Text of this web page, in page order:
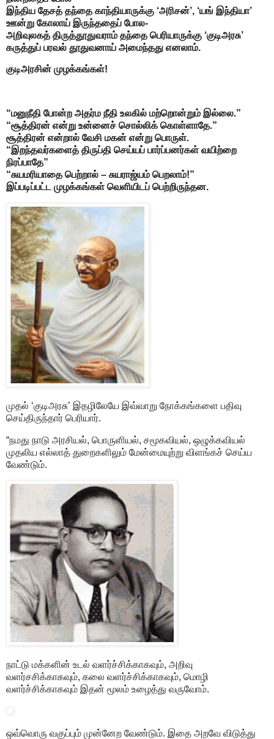
இந்திய தேசத் தந்தை காந்தியாருக்கு ‘அரிசன்’, ‘யங் இந்தியா’
ஊன்று கோலாய் இருந்ததைப் போல-
அறிவுலகத் திருத்தூதுவராம் தந்தை பெரியாருக்கு ‘குடிஅரசு’
கருத்துப் பரவல் தூதுவனாய் அமைந்தது எனலாம்.
குடிஅரசின் முழக்கங்கள்!
“மனுநீதி போன்ற அதர்ம நீதி உலகில் மற்றொன்றும் இல்லை.”
“சூத்திரன் என்று உன்னைச் சொல்லிக் கொள்ளாதே.”
சூத்திரன் என்றால் வேசி மகன் என்று பொருள்.
“இறந்தவர்களைத் திருப்தி செய்யப் பார்ப்பனர்கள் வயிற்றை
நிரப்பாதே”
“சுயமரியாதை பெற்றால் – சுயராஜ்யம் பெறலாம்!”
இப்படிப்பட்ட முழக்கங்கள் வெளியிடப் பெற்றிருந்தன.
முதல் ‘குடிஅரசு’ இதழிலேயே இவ்வாறு நோக்கங்களை பதிவு
செய்திருந்தார் பெரியார்.
“நமது நாடு அரசியல், பொருளியல், சமூகவியல், ஒழுக்கவியல்
முதலிய எல்லாத் துறைகளிலும் மேன்மையுற்று விளங்கச் செய்ய
வேண்டும்.
நாட்டு மக்களின் உடல் வளர்ச்சிக்காகவும், அறிவு
வளர்சசிக்காகவும், கலை வளர்ச்சிக்காகவும், மொழி
வளர்ச்சிக்காகவும் இதன் மூலம் உழைத்து வருவோம்.
ஒவ்வொரு வகுப்பும் முன்னேற வேண்டும். இதை அறவே விடுத்து